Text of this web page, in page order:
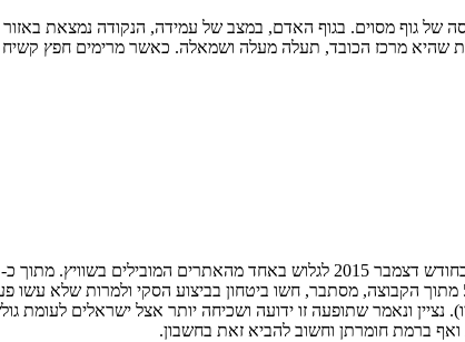
של גוף מסוים. בגוף האדם, במצב של עמידה, הנקודה נמצאת
מרכז הכובד, תעלה מעלה ושמאלה. כאשר מרימים חפץ קשיח
לעבור מבחן התאמה לשם חלוקה לקבוצה המתאימה להם מבחינת הרמה. 5 מתוך הקבוצה, מסתבר, חשו
לכל חייו). נציין ונאמר שתופעה זו ידועה ושכיחה יותר אצל
ברמת חומרתן וחשוב להביא זאת בחשבון.